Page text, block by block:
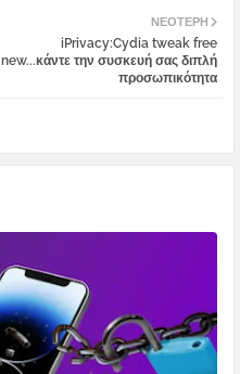
ΝΕΌΤΕΡΗ
iPrivacy:Cydia tweak free
new...κάντε την συσκευή σας διπλή
προσωπικότητα